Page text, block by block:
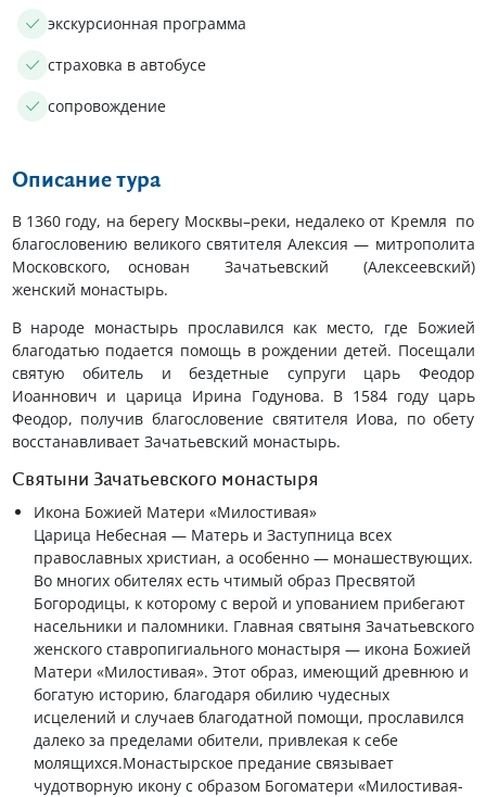
экскурсионная программа
страховка в автобусе
сопровождение
Описание тура
В 1360 году, на берегу Москвы–реки, недалеко от Кремля по
благословению великого святителя Алексия — митрополита
Московского, основан Зачатьевский (Алексеевский)
женский монастырь.
В народе монастырь прославился как место, где Божией
благодатью подается помощь в рождении детей. Посещали
святую обитель и бездетные супруги царь Феодор
Иоаннович и царица Ирина Годунова. В 1584 году царь
Феодор, получив благословение святителя Иова, по обету
восстанавливает Зачатьевский монастырь.
Святыни Зачатьевского монастыря
Икона Божией Матери «Милостивая»
Царица Небесная — Матерь и Заступница всех
православных христиан, а особенно — монашествующих.
Во многих обителях есть чтимый образ Пресвятой
Богородицы, к которому с верой и упованием прибегают
насельники и паломники. Главная святыня Зачатьевского
женского ставропигиального монастыря — икона Божией
Матери «Милостивая». Этот образ, имеющий древнюю и
богатую историю, благодаря обилию чудесных
исцелений и случаев благодатной помощи, прославился
далеко за пределами обители, привлекая к себе
молящихся.Монастырское предание связывает
чудотворную икону с образом Богоматери «Милостивая-